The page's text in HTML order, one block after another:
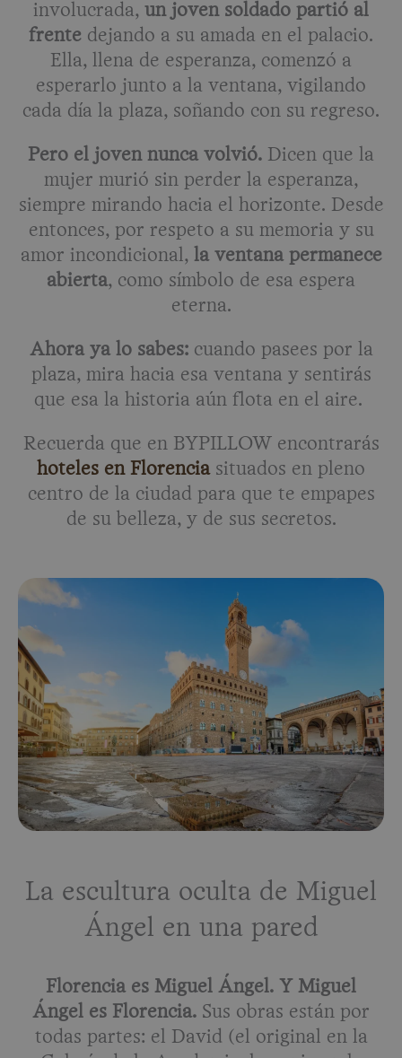
involucrada, un joven soldado partió al
frente dejando a su amada en el palacio.
Ella, llena de esperanza, comenzó a
esperarlo junto a la ventana, vigilando
cada día la plaza, soñando con su regreso.
Pero el joven nunca volvió. Dicen que la
mujer murió sin perder la esperanza,
siempre mirando hacia el horizonte. Desde
entonces, por respeto a su memoria y su
amor incondicional, la ventana permanece
abierta, como símbolo de esa espera
eterna.
Ahora ya lo sabes:cuando pasees por la
plaza, mira hacia esa ventana y sentirás
que esa la historia aún flota en el aire.
Recuerda que en BYPILLOW encontrarás
hoteles en Florenciasituados en pleno
centro de la ciudad para que te empapes
de su belleza, y de sus secretos.
La escultura oculta de Miguel
Ángel en una pared
Florencia es Miguel Ángel. Y Miguel
Ángel es Florencia. Sus obras están por
todas partes: el David (el original en la